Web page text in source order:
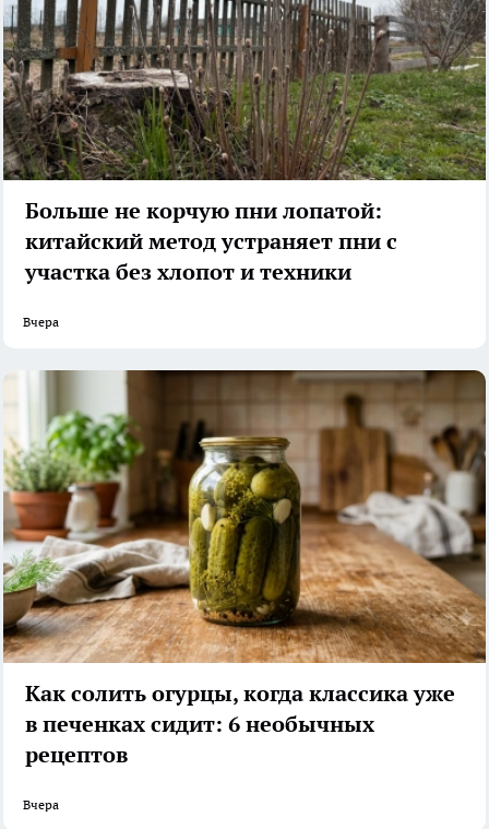
Больше не корчую пни лопатой:
китайский метод устраняет пни с
участка без хлопот и техники
Вчера
Как солить огурцы, когда классика уже
в печенках сидит: 6 необычных
рецептов
Вчера